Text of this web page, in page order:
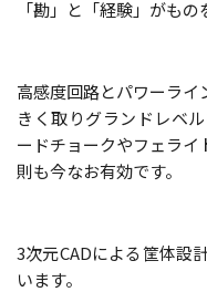
「勘」と「経験」がもの
高感度回路とパワーラ
きく取りグランドレベ
ードチョークやフェラ
則も今なお有効です。
3次元CADによる筐体設
います。